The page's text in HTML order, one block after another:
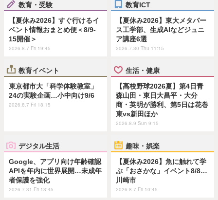
教育・受験
【夏休み2026】すぐ行けるイ
ベント情報おまとめ便＜8/9-
15開催＞
2026.8.7 Fri 19:45
教育ICT
【夏休み2026】東大メタバー
ス工学部、生成AIなどジュニ
ア講座6選
2026.7.30 Thu 11:15
教育イベント
東京都市大「科学体験教室」
24の実験企画…小中向け9/6
2026.8.7 Fri 18:15
生活・健康
【高校野球2026夏】第4日青
森山田・東日大昌平・大分
商・英明が勝利、第5日は花巻
東vs新田ほか
2026.8.9 Sun 9:15
デジタル生活
Google、アプリ向け年齢確認
APIを年内に世界展開…未成年
者保護を強化
2026.7.31 Fri 13:45
趣味・娯楽
【夏休み2026】魚に触れて学
ぶ「おさかな」イベント8/8…
川崎市
2026.8.7 Fri 10:45